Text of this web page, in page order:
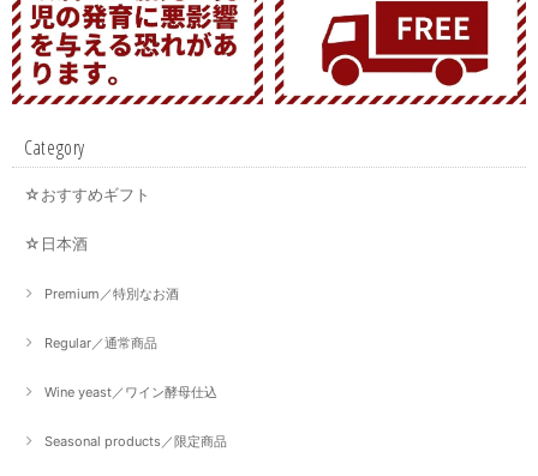
Category
☆おすすめギフト
☆日本酒
Premium／特別なお酒
Regular／通常商品
Wine yeast／ワイン酵母仕込
Seasonal products／限定商品